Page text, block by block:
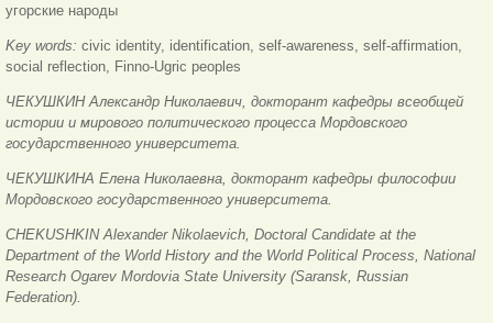
угорские народы
Key words: civic identity, identification, self-awareness, self-affirmation,
social reflection, Finno-Ugric peoples
ЧЕКУШКИН Александр Николаевич, докторант кафедры всеобщей
истории и мирового политического процесса Мордовского
государственного университета.
ЧЕКУШКИНА Елена Николаевна, докторант кафедры философии
Мордовского государственного университета.
CHEKUSHKIN Alexander Nikolaevich, Doctoral Candidate at the
Department of the World History and the World Political Process, National
Research Ogarev Mordovia State University (Saransk, Russian
Federation).